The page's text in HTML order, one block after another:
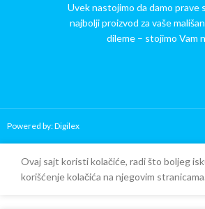
Uvek nastojimo da damo prave
najbolji proizvod za vaše
dileme – stojimo Vam
Powered by: Digilex
Ovaj sajt koristi kolačiće, radi što boljeg
korišćenje kolačića na njegovim stranicama.